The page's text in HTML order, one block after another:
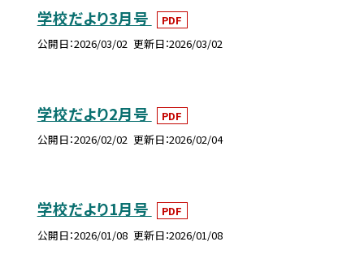
学校だより3月号
PDF
公開日 2026/03/02 更新日 2026/03/02
学校だより2月号
PDF
公開日 2026/02/02 更新日 2026/02/04
学校だより1月号
PDF
公開日 2026/01/08 更新日 2026/01/08